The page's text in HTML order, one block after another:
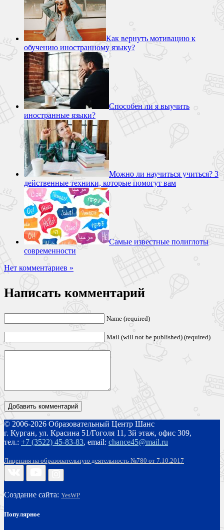
Как вернуть мотивацию к
обучению иностранному языку?
Способен ли я выучить
иностранные языки?
Можно ли научиться учиться? 3
действенные техники, которые помогут вам
Самые известные полиглоты
современности
Нет комментариев »
Написать комментарий
Name (required)
Mail (will not be published) (required)
© 2006-2026 Образовательный Центр Шанс
г. Курган, ул. Красина 51/Гоголя 11, 3й этаж, офис 309,
тел.: +7 (3522) 45-83-83, email: chance45@mail.ru
Лицензия на образовательную деятельность №780 от 7.10.2017
Создание сайта: YesWP
Популярное